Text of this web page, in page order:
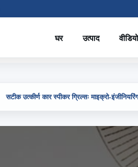
घर उत्पाद वीडियो
सटीक उत्कीर्ण कार स्पीकर ग्रिल्सः माइक्रो-